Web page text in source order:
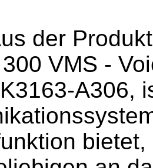
der
VMS -
A306,